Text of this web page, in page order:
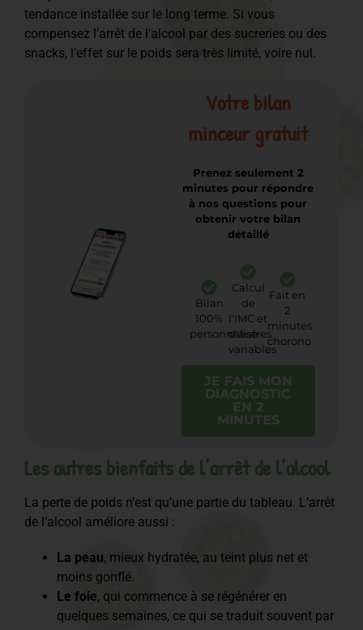
tendance installée sur le long terme. Si vous
compensez l’arrêt de l’alcool par des sucreries ou des
snacks, l’effet sur le poids sera très limité, voire nul.
Votre bilan
minceur gratuit
Prenez seulement 2
minutes pour répondre
à nos questions pour
obtenir votre bilan
détaillé
Bilan
100%
personnalisé
Calcul
de
l'IMC et
d'autres
variables
Fait en
2
minutes
chorono
JE FAIS MON
DIAGNOSTIC
EN 2
MINUTES
Les autres bienfaits de l’arrêt de l’alcool
La perte de poids n’est qu’une partie du tableau. L’arrêt
de l’alcool améliore aussi :
La peau, mieux hydratée, au teint plus net et
moins gonflé.
Le foie, qui commence à se régénérer en
quelques semaines, ce qui se traduit souvent par